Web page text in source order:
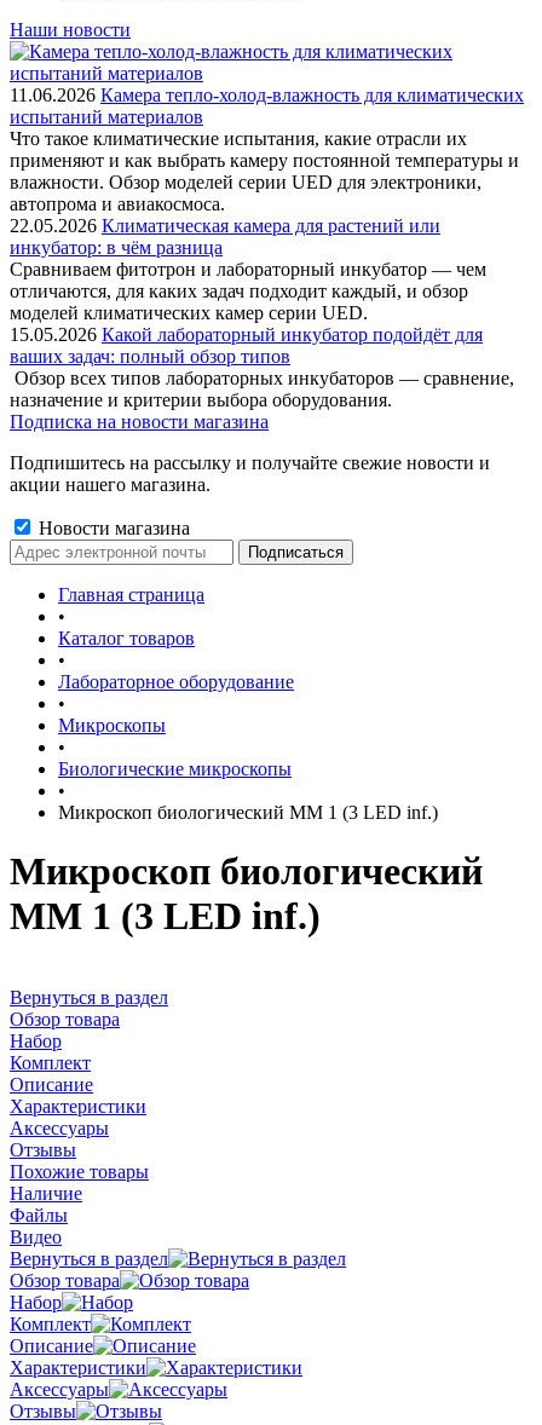
Наши новости
11.06.2026 Камера тепло-холод-влажность для климатических
испытаний материалов
Что такое климатические испытания, какие отрасли их
применяют и как выбрать камеру постоянной температуры и
влажности. Обзор моделей серии UED для электроники,
автопрома и авиакосмоса.
22.05.2026 Климатическая камера для растений или
инкубатор: в чём разница
Сравниваем фитотрон и лабораторный инкубатор — чем
отличаются, для каких задач подходит каждый, и обзор
моделей климатических камер серии UED.
15.05.2026 Какой лабораторный инкубатор подойдёт для
ваших задач: полный обзор типов
Обзор всех типов лабораторных инкубаторов — сравнение,
назначение и критерии выбора оборудования.
Подписка на новости магазина
Подпишитесь на рассылку и получайте свежие новости и
акции нашего магазина.
Новости магазина
Главная страница
•
Каталог товаров
•
Лабораторное оборудование
•
Микроскопы
•
Биологические микроскопы
•
Микроскоп биологический ММ 1 (3 LED inf.)
Микроскоп биологический
ММ 1 (3 LED inf.)
Вернуться в раздел
Обзор товара
Набор
Комплект
Описание
Характеристики
Аксессуары
Отзывы
Похожие товары
Наличие
Файлы
Видео
Вернуться в раздел
Обзор товара
Набор
Комплект
Описание
Характеристики
Аксессуары
Отзывы